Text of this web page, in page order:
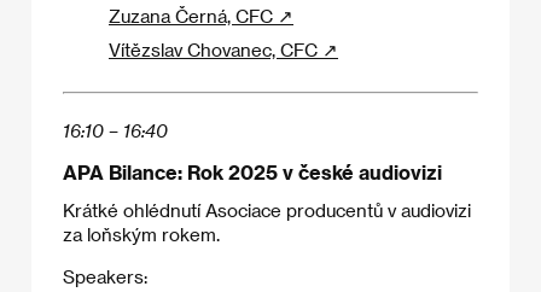
Zuzana Černá, CFC ↗
Vítězslav Chovanec, CFC ↗
16:10 – 16:40
APA Bilance: Rok 2025 v české audiovizi
Krátké ohlédnutí Asociace producentů v audiovizi
za loňským rokem.
Speakers: